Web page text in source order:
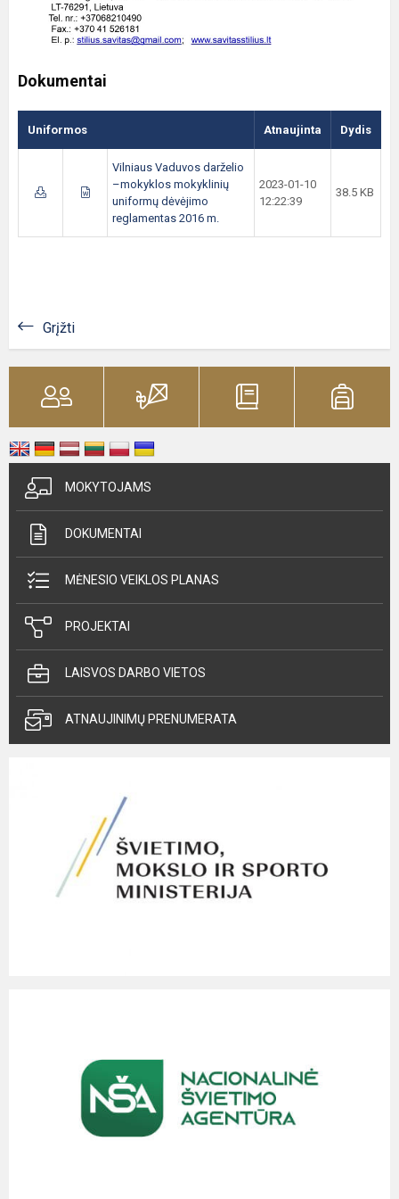
Dokumentai
Uniformos Atnaujinta Dydis
Vilniaus Vaduvos darželio
–mokyklos mokyklinių
uniformų dėvėjimo
reglamentas 2016 m.
2023-01-10
12:22:39
38.5 KB
Grįžti
MOKYTOJAMS
DOKUMENTAI
MĖNESIO VEIKLOS PLANAS
PROJEKTAI
LAISVOS DARBO VIETOS
ATNAUJINIMŲ PRENUMERATA